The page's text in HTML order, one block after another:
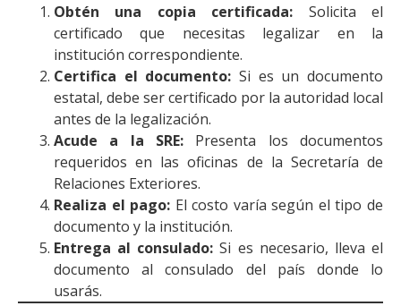
Obtén una copia certificada: Solicita el
certificado que necesitas legalizar en la
institución correspondiente.
Certifica el documento: Si es un documento
estatal, debe ser certificado por la autoridad local
antes de la legalización.
Acude a la SRE: Presenta los documentos
requeridos en las oficinas de la Secretaría de
Relaciones Exteriores.
Realiza el pago: El costo varía según el tipo de
documento y la institución.
Entrega al consulado: Si es necesario, lleva el
documento al consulado del país donde lo
usarás.